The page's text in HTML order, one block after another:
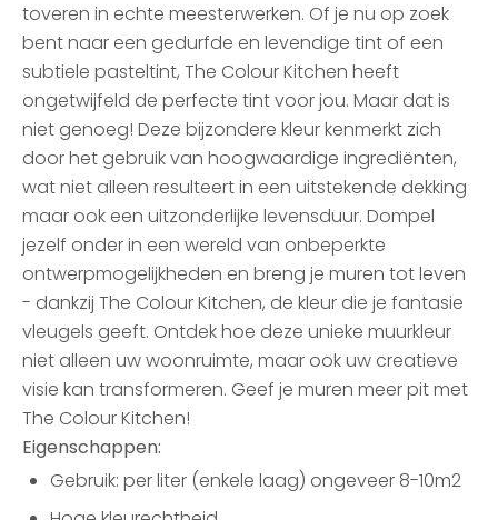
toveren in echte meesterwerken. Of je nu op zoek
bent naar een gedurfde en levendige tint of een
subtiele pasteltint, The Colour Kitchen heeft
ongetwijfeld de perfecte tint voor jou. Maar dat is
niet genoeg! Deze bijzondere kleur kenmerkt zich
door het gebruik van hoogwaardige ingrediënten,
wat niet alleen resulteert in een uitstekende dekking
maar ook een uitzonderlijke levensduur. Dompel
jezelf onder in een wereld van onbeperkte
ontwerpmogelijkheden en breng je muren tot leven
- dankzij The Colour Kitchen, de kleur die je fantasie
vleugels geeft. Ontdek hoe deze unieke muurkleur
niet alleen uw woonruimte, maar ook uw creatieve
visie kan transformeren. Geef je muren meer pit met
The Colour Kitchen!
Eigenschappen:
Gebruik: per liter (enkele laag) ongeveer 8-10m2